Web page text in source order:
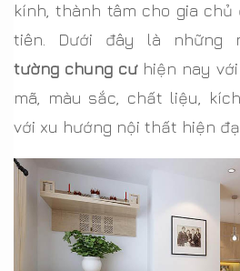
kính, thành tâm cho gia
tiên. Dưới đây là những
tường chung cưhiện nay với
mã, màu sắc, chất liệu,
với xu hướng nội thất hiện